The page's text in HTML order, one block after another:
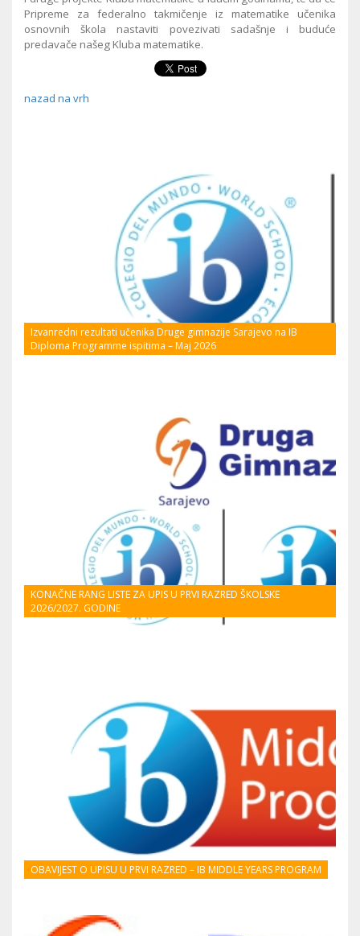
Pripreme za federalno takmičenje iz matematike učenika
osnovnih škola nastaviti povezivati
sadašnje i buduće
predavače našeg Kluba matematike.
nazad na vrh
Izvanredni rezultati učenika Druge gimnazije Sarajevo na IB
Diploma Programme ispitima – Maj 2026
KONAČNE RANG LISTE ZA UPIS U PRVI RAZRED ŠKOLSKE
2026/2027. GODINE
OBAVIJEST O UPISU U PRVI RAZRED – IB MIDDLE YEARS PROGRAM